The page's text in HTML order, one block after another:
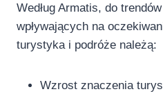
Według Armatis, do
wpływających na
turystyka i podróże należą:
Wzrost znaczenia